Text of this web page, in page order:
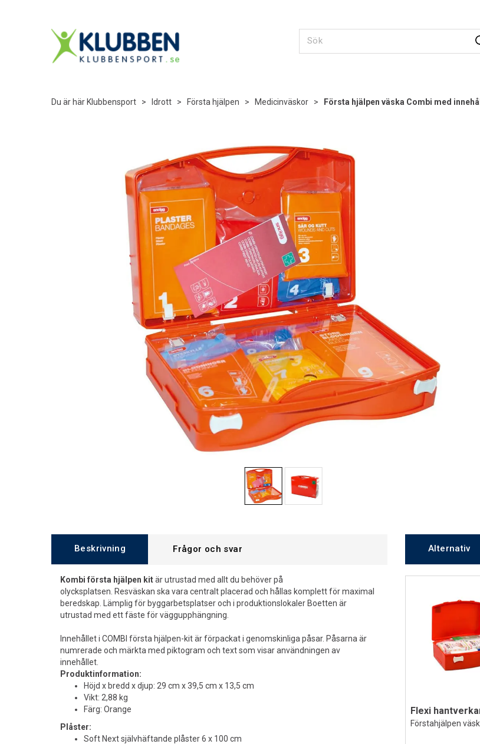
Du är här Klubbensport > Idrott > Första hjälpen > Medicinväskor > Första hjälpen väska Combi med innehåll
Beskrivning Frågor och svar
Kombi första hjälpen kitär utrustad med allt du behöver på
olycksplatsen. Resväskan ska vara centralt placerad och hållas komplett för maximal
beredskap. Lämplig för byggarbetsplatser och i produktionslokaler Boetten är
utrustad med ett fäste för väggupphängning.
Innehållet i COMBI första hjälpen-kit är förpackat i genomskinliga påsar. Påsarna är
numrerade och märkta med piktogram och text som visar användningen av
innehållet.
Produktinformation:
Höjd x bredd x djup: 29 cm x 39,5 cm x 13,5 cm
Vikt: 2,88 kg
Färg: Orange
Plåster:
Soft Next självhäftande plåster 6 x 100 cm
Alternativ